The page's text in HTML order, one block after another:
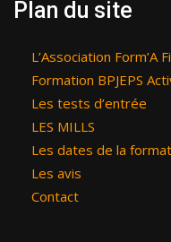
Plan du site
L’Association Form’A
Formation BPJEPS
Les tests d’entrée
LES MILLS
Les dates de la
Les avis
Contact